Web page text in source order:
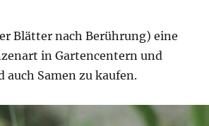
Blätter nach Berührung) eine
in Gartencentern und
auch Samen zu kaufen.